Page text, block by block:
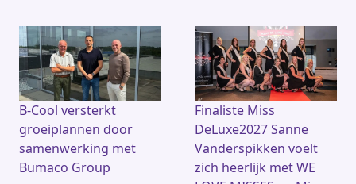
B-Cool versterkt
groeiplannen door
samenwerking met
Bumaco Group
Finaliste Miss
DeLuxe2027 Sanne
Vanderspikken voelt
zich heerlijk met WE